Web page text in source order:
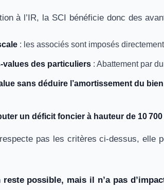
à l’IR, la SCI bénéficie donc des
: les associés sont imposés directement
values des particuliers : Abattement par
sans déduire l’amortissement du bien
un déficit foncier à hauteur de 10
pas les critères ci-dessus, elle
reste possible, mais il n’a pas